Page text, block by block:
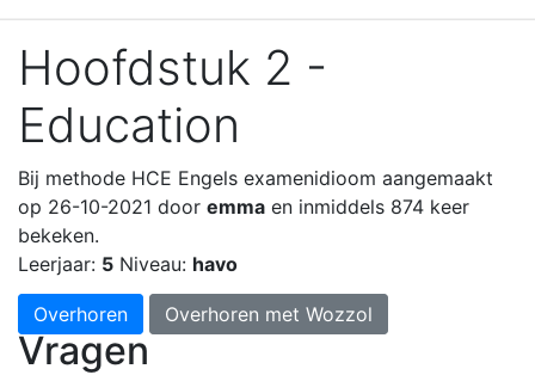
Hoofdstuk 2 -
Education
Bij methode HCE Engels examenidioom aangemaakt
op 26-10-2021 door emma en inmiddels 874 keer
bekeken.
Leerjaar: 5 Niveau: havo
Overhoren Overhoren met Wozzol
Vragen